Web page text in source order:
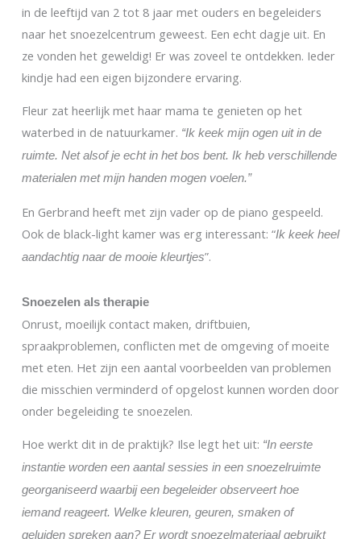
in de leeftijd van 2 tot 8 jaar met ouders en begeleiders
naar het snoezelcentrum geweest. Een echt dagje uit. En
ze vonden het geweldig! Er was zoveel te ontdekken. Ieder
kindje had een eigen bijzondere ervaring.
Fleur zat heerlijk met haar mama te genieten op het
waterbed in de natuurkamer. “Ik keek mijn ogen uit in de
ruimte. Net alsof je echt in het bos bent. Ik heb verschillende
materialen met mijn handen mogen voelen.”
En Gerbrand heeft met zijn vader op de piano gespeeld.
Ook de black-light kamer was erg interessant: “Ik keek heel
aandachtig naar de mooie kleurtjes”.
Snoezelen als therapie
Onrust, moeilijk contact maken, driftbuien,
spraakproblemen, conflicten met de omgeving of moeite
met eten. Het zijn een aantal voorbeelden van problemen
die misschien verminderd of opgelost kunnen worden door
onder begeleiding te snoezelen.
Hoe werkt dit in de praktijk? Ilse legt het uit: “In eerste
instantie worden een aantal sessies in een snoezelruimte
georganiseerd waarbij een begeleider observeert hoe
iemand reageert. Welke kleuren, geuren, smaken of
geluiden spreken aan? Er wordt snoezelmateriaal gebruikt